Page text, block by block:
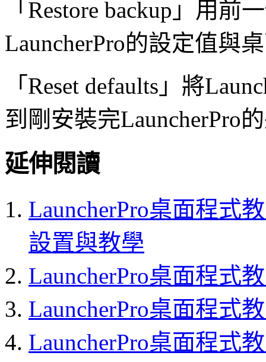
「Restore backup」用
LauncherPro的設定值與
「Reset defaults」將
到剛安裝完LauncherPro
延伸閱讀
LauncherPro桌面程式
設置與教學
LauncherPro桌面程式
LauncherPro桌面程式
LauncherPro桌面程式